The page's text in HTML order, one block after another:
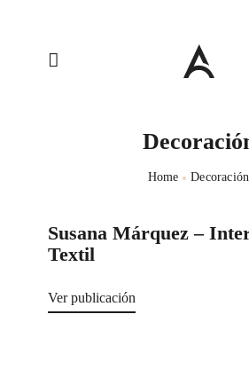
Home Decoración
Susana Márquez –
Textil
Ver publicación